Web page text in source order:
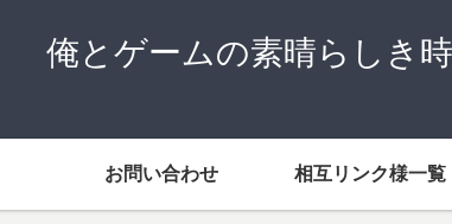
俺とゲームの素晴らしき
お問い合わせ 相互リンク様一覧